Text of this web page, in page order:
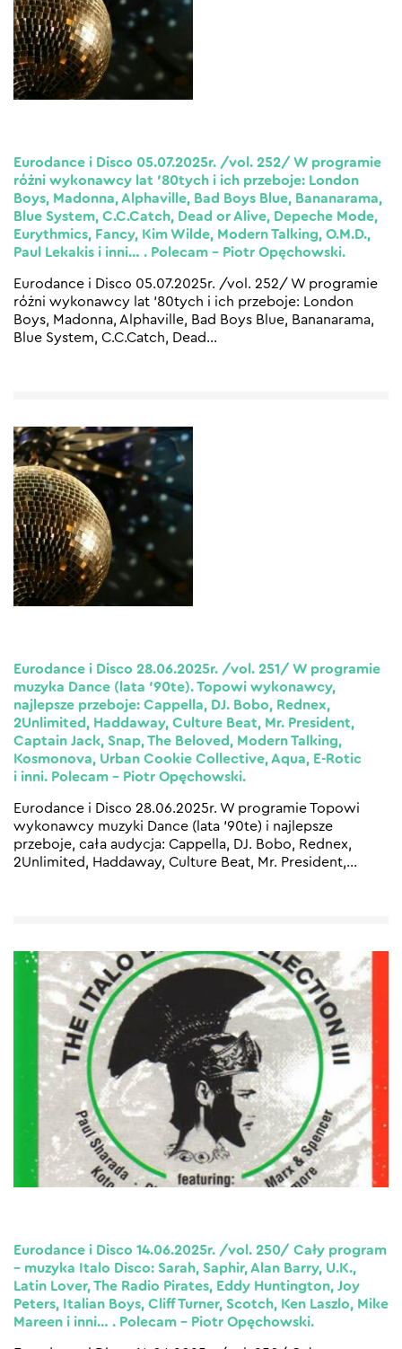
Eurodance i Disco 05.07.2025r. /vol. 252/ W programie
różni wykonawcy lat ’80tych i ich przeboje: London
Boys, Madonna, Alphaville, Bad Boys Blue, Bananarama,
Blue System, C.C.Catch, Dead or Alive, Depeche Mode,
Eurythmics, Fancy, Kim Wilde, Modern Talking, O.M.D.,
Paul Lekakis i inni… . Polecam – Piotr Opęchowski.
Eurodance i Disco 05.07.2025r. /vol. 252/ W programie
różni wykonawcy lat ’80tych i ich przeboje: London
Boys, Madonna, Alphaville, Bad Boys Blue, Bananarama,
Blue System, C.C.Catch, Dead…
Eurodance i Disco 28.06.2025r. /vol. 251/ W programie
muzyka Dance (lata ’90te). Topowi wykonawcy,
najlepsze przeboje: Cappella, DJ. Bobo, Rednex,
2Unlimited, Haddaway, Culture Beat, Mr. President,
Captain Jack, Snap, The Beloved, Modern Talking,
Kosmonova, Urban Cookie Collective, Aqua, E-Rotic
i inni. Polecam – Piotr Opęchowski.
Eurodance i Disco 28.06.2025r. W programie Topowi
wykonawcy muzyki Dance (lata ’90te) i najlepsze
przeboje, cała audycja: Cappella, DJ. Bobo, Rednex,
2Unlimited, Haddaway, Culture Beat, Mr. President,…
Eurodance i Disco 14.06.2025r. /vol. 250/ Cały program
– muzyka Italo Disco: Sarah, Saphir, Alan Barry, U.K.,
Latin Lover, The Radio Pirates, Eddy Huntington, Joy
Peters, Italian Boys, Cliff Turner, Scotch, Ken Laszlo, Mike
Mareen i inni… . Polecam – Piotr Opęchowski.